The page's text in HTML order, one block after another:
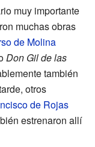
muy importante
muchas obras
de Molina
Don Gil de las
también
otros
de Rojas
estrenaron allí